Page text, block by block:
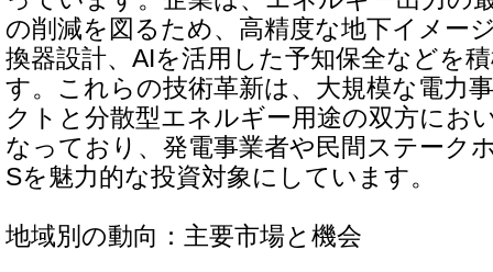
の削減を図るため、高精度な地下イメー
換器設計、AIを活用した予知保全などを
す。これらの技術革新は、大規模な電力
クトと分散型エネルギー用途の双方にお
なっており、発電事業者や民間ステーク
Sを魅力的な投資対象にしています。
地域別の動向：主要市場と機会